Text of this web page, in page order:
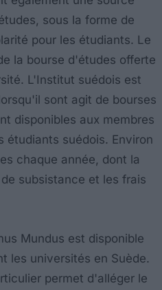
sous la forme de
pour les étudiants. Le
la bourse d'études offerte
L'Institut suédois est
sont agit de bourses
disponibles aux membres
étudiants suédois. Environ
chaque année, dont la
subsistance et les frais
Mundus est disponible
les universités en Suède.
permet d'alléger le